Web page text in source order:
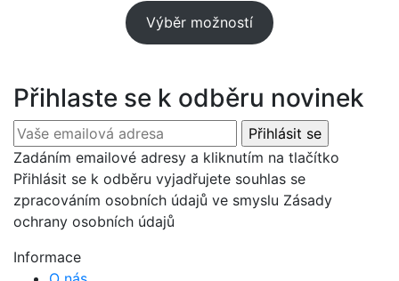
Výběr možností
Přihlaste se k odběru novinek
Zadáním emailové adresy a kliknutím na tlačítko
Přihlásit se k odběru vyjadřujete souhlas se
zpracováním osobních údajů ve smyslu Zásady
ochrany osobních údajů
Informace